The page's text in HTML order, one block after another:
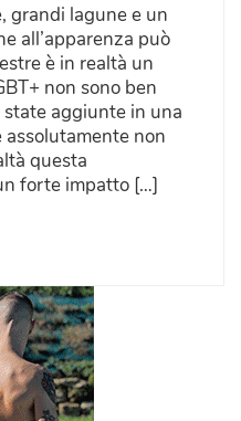
grandi lagune e un
all’apparenza può
è in realtà un
non sono ben
state aggiunte in una
non
questa
forte impatto […]